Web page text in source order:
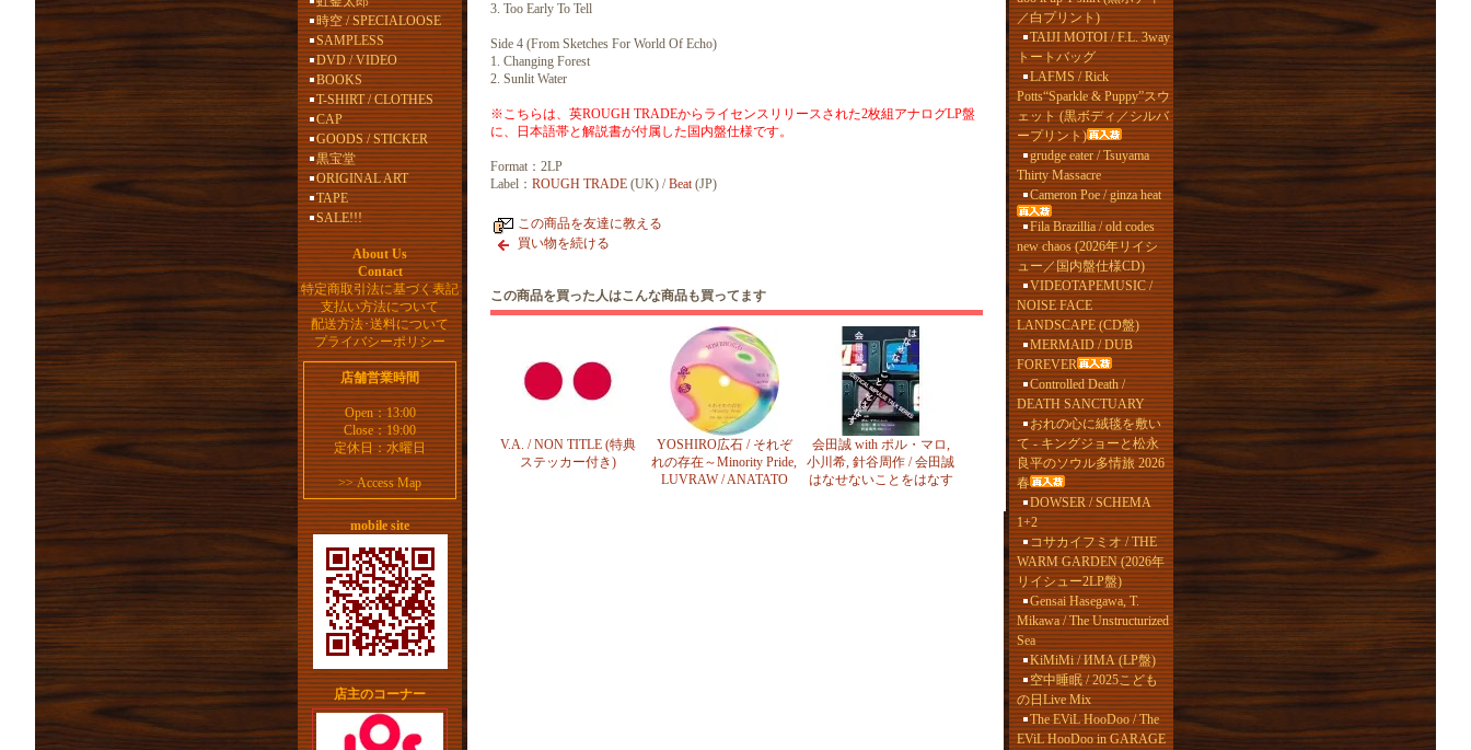
時空 / SPECIALOOSE
SAMPLESS
DVD / VIDEO
BOOKS
T-SHIRT / CLOTHES
CAP
GOODS / STICKER
黒宝堂
ORIGINAL ART
TAPE
SALE!!!
About Us
Contact
特定商取引法に基づく表記
支払い方法について
配送方法･送料について
プライバシーポリシー
店舗営業時間
Open：13:00
Close：19:00
定休日：水曜日
>>Access Map
mobile site
店主のコーナー
3. Too Early To Tell
Side 4 (From Sketches For World Of Echo)
1. Changing Forest
2. Sunlit Water
※こちらは、英ROUGH TRADEからライセンスリリースされた2枚組アナログLP盤
に、日本語帯と解説書が付属した国内盤仕様です。
Format：2LP
Label： ROUGH TRADE (UK) /Beat(JP)
この商品を友達に教える
買い物を続ける
この商品を買った人はこんな商品も買ってます
V.A. / NON TITLE (特典
ステッカー付き)
YOSHIRO広石 / それぞ
れの存在～Minority Pride,
LUVRAW / ANATATO
会田誠 with ポル・マロ,
小川希, 針谷周作 / 会田誠
はなせないことをはなす
／白プリント)
TAIJI MOTOI / F.L. 3way
トートバッグ
LAFMS / Rick
Potts“Sparkle & Puppy”スウ
ェット (黒ボディ／シルバ
ープリント)
grudge eater / Tsuyama
Thirty Massacre
Cameron Poe / ginza heat
Fila Brazillia / old codes
new chaos (2026年リイシ
ュー／国内盤仕様CD)
VIDEOTAPEMUSIC /
NOISE FACE
LANDSCAPE (CD盤)
MERMAID / DUB
FOREVER
Controlled Death /
DEATH SANCTUARY
おれの心に絨毯を敷い
て - キングジョーと松永
良平のソウル多情旅 2026
春
DOWSER / SCHEMA
1+2
コサカイフミオ / THE
WARM GARDEN (2026年
リイシュー2LP盤)
Gensai Hasegawa, T.
Mikawa / The Unstructurized
Sea
KiMiMi / ИМА (LP盤)
空中睡眠 / 2025こども
の日Live Mix
The EViL HooDoo / The
EViL HooDoo in GARAGE